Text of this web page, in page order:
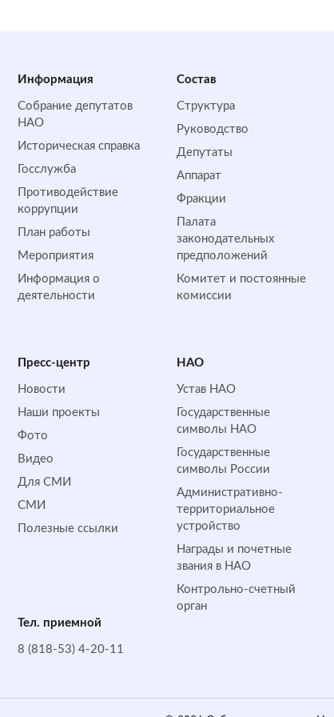
Информация
Собрание депутатов
НАО
Историческая справка
Госслужба
Противодействие
коррупции
План работы
Мероприятия
Информация о
деятельности
Состав
Структура
Руководство
Депутаты
Аппарат
Фракции
Палата
законодательных
предположений
Комитет и постоянные
комиссии
Пресс-центр
Новости
Наши проекты
Фото
Видео
Для СМИ
СМИ
Полезные ссылки
НАО
Устав НАО
Государственные
символы НАО
Государственные
символы России
Административно-
территориальное
устройство
Награды и почетные
звания в НАО
Контрольно-счетный
орган
Тел. приемной
8 (818-53) 4-20-11